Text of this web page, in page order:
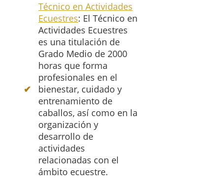
Técnico en Actividades
Ecuestres: El Técnico en
Actividades Ecuestres
es una titulación de
Grado Medio de 2000
horas que forma
profesionales en el
bienestar, cuidado y
entrenamiento de
caballos, así como en la
organización y
desarrollo de
actividades
relacionadas con el
ámbito ecuestre.